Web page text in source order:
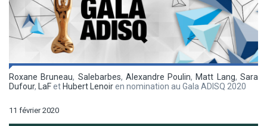
Roxane Bruneau, Salebarbes, Alexandre Poulin, Matt Lang,Sara
Dufour, LaFet Hubert Lenoiren nomination au Gala ADISQ 2020
11 février 2020